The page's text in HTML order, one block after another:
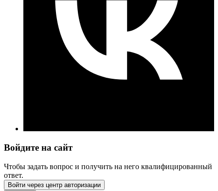
Войдите на сайт
Чтобы задать вопрос и получить на него квалифицированный
ответ.
Войти через центр авторизации